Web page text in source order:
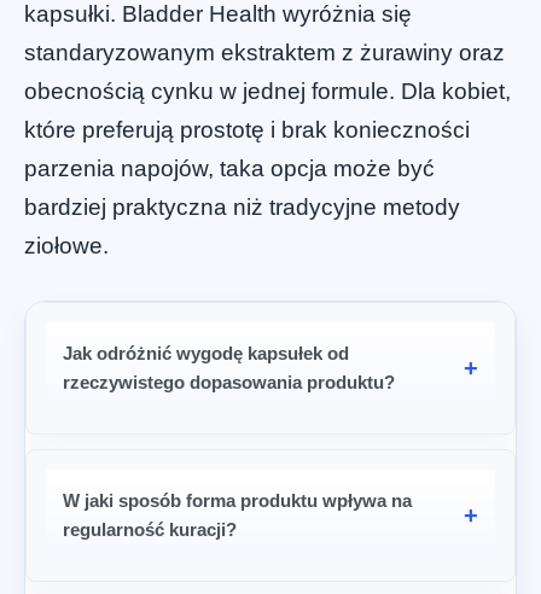
kapsułki. Bladder Health wyróżnia się
standaryzowanym ekstraktem z żurawiny oraz
obecnością cynku w jednej formule. Dla kobiet,
które preferują prostotę i brak konieczności
parzenia napojów, taka opcja może być
bardziej praktyczna niż tradycyjne metody
ziołowe.
Jak odróżnić wygodę kapsułek od
rzeczywistego dopasowania produktu?
W jaki sposób forma produktu wpływa na
regularność kuracji?